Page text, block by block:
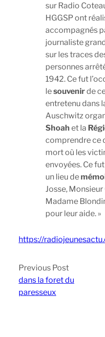
sur Radio
HGGSP ont
accompagnés
journaliste
sur les traces
personnes
1942. Ce fut
lesouvenirde
entretenu dans
Auschwitz
Shoah et la
comprendre ce
mort où les
envoyées. Ce
un lieu de
Josse,
Madame
pour leur aide. »
https://
Previous Post
dans la foret du
paresseux